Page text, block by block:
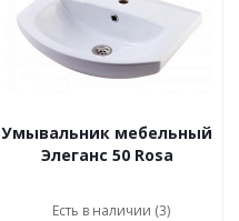
Умывальник мебельный
Элеганс 50 Rosa
Есть в наличии (3)